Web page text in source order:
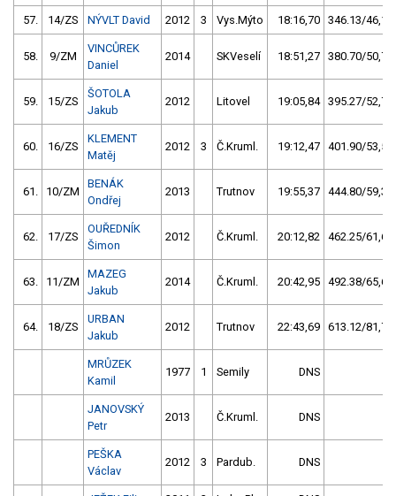
57. 14/ZS NÝVLT David 2012 3 Vys.Mýto 18:16,70 346.13/46,1
58. 9/ZM
VINCŮREK
Daniel
2014 SKVeselí 18:51,27 380.70/50,7
59. 15/ZS
ŠOTOLA
Jakub
2012 Litovel 19:05,84 395.27/52,7
60. 16/ZS
KLEMENT
Matěj
2012 3 Č.Kruml. 19:12,47 401.90/53,5
61. 10/ZM
BENÁK
Ondřej
2013 Trutnov 19:55,37 444.80/59,3
62. 17/ZS
OUŘEDNÍK
Šimon
2012 Č.Kruml. 20:12,82 462.25/61,6
63. 11/ZM
MAZEG
Jakub
2014 Č.Kruml. 20:42,95 492.38/65,6
64. 18/ZS
URBAN
Jakub
2012 Trutnov 22:43,69 613.12/81,7
MRŮZEK
Kamil
1977 1 Semily DNS
JANOVSKÝ
Petr
2013 Č.Kruml. DNS
PEŠKA
Václav
2012 3 Pardub. DNS